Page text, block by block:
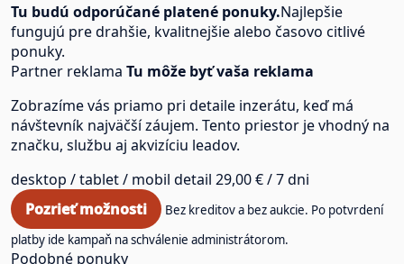
Tu budú odporúčané platené ponuky.Najlepšie
fungujú pre drahšie, kvalitnejšie alebo časovo citlivé
ponuky.
Partner reklama Tu môže byť vaša reklama
Zobrazíme vás priamo pri detaile inzerátu, keď má
návštevník najväčší záujem. Tento priestor je vhodný na
značku, službu aj akvizíciu leadov.
desktop / tablet / mobil detail 29,00 € / 7 dni
Pozrieť možnosti
Bez kreditov a bez aukcie. Po potvrdení
platby ide kampaň na schválenie administrátorom.
Podobné ponuky